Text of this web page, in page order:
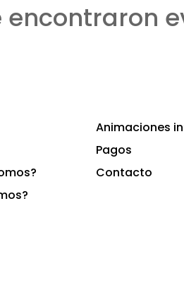
encontraron
Animaciones
Pagos
Contacto